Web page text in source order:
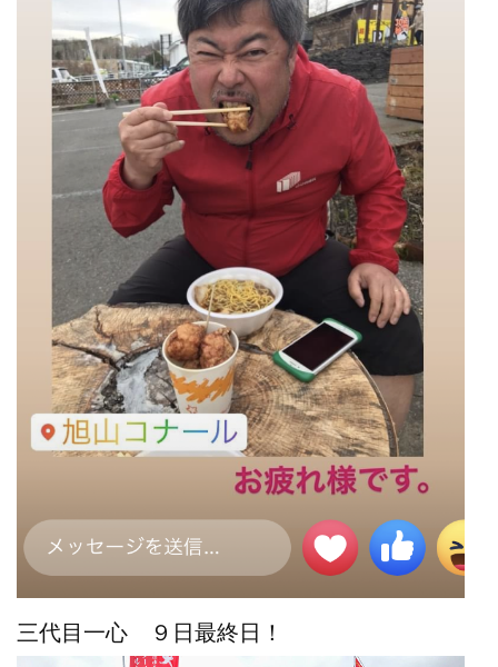
三代目一心 ９日最終日！